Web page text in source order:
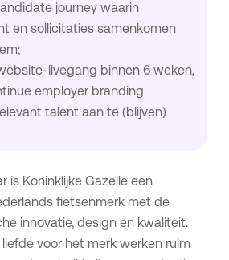
journey waarin
en sollicitaties samenkomen
livegang binnen 6 weken,
employer branding
talent aan te (blijven)
is Koninklijke Gazelle een
fietsenmerk met de
innovatie, design en kwaliteit.
liefde voor het merk werken ruim